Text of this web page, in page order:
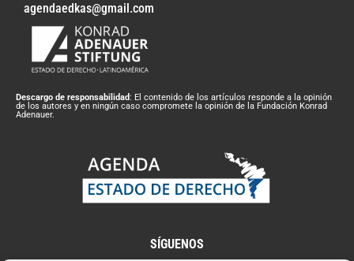
agendaedkas@gmail.com
Descargo de responsabilidad: El contenido de los artículos responde a la opinión
de los autores y en ningún caso compromete la opinión de la Fundación Konrad
Adenauer.
SÍGUENOS